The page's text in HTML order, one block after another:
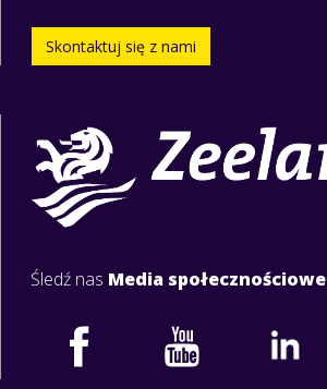
Skontaktuj się z nami
Śledź nas Media społecznościowe